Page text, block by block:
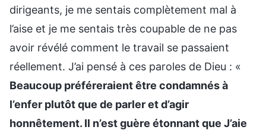
dirigeants, je me sentais complètement mal à
l’aise et je me sentais très coupable de ne pas
avoir révélé comment le travail se passaient
réellement. J’ai pensé à ces paroles de Dieu : «
Beaucoup préféreraient être condamnés à
l’enfer plutôt que de parler et d’agir
honnêtement. Il n’est guère étonnant que J’aie